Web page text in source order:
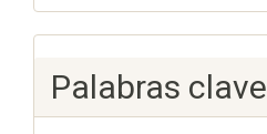
Palabras clave